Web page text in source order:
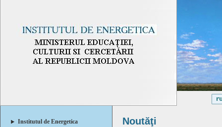
Institutul de Energetica Noutăţi